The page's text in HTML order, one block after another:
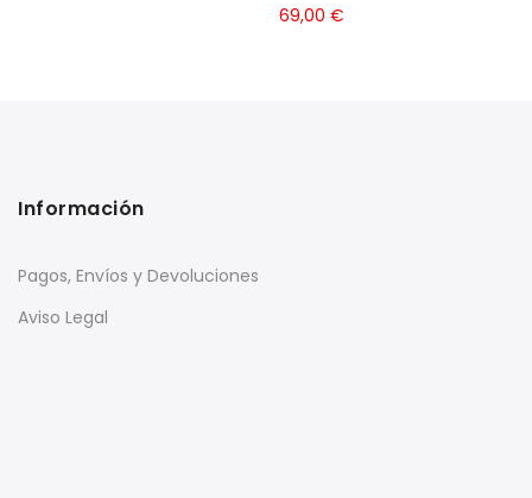
69,00 €
Información
Pagos, Envíos y Devoluciones
Aviso Legal